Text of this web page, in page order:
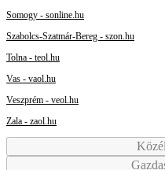
Somogy - sonline.hu
Szabolcs-Szatmár-Bereg - szon.hu
Tolna - teol.hu
Vas - vaol.hu
Veszprém - veol.hu
Zala - zaol.hu